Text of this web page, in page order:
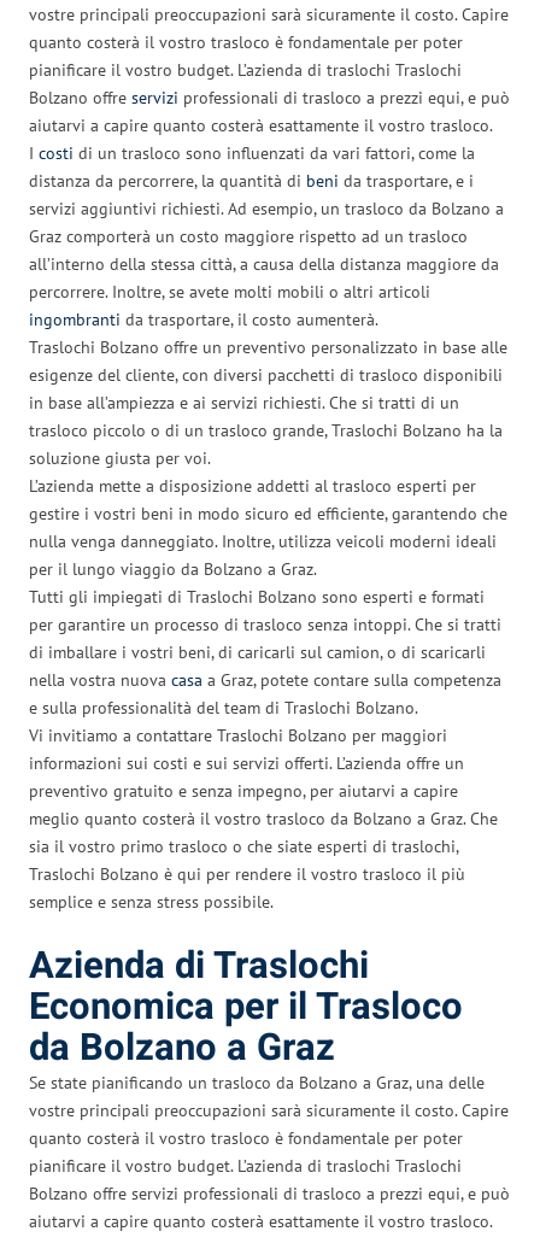
vostre principali preoccupazioni sarà sicuramente il costo. Capire
quanto costerà il vostro trasloco è fondamentale per poter
pianificare il vostro budget. L’azienda di traslochi Traslochi
Bolzano offre servizi professionali di trasloco a prezzi equi, e può
aiutarvi a capire quanto costerà esattamente il vostro trasloco.
I costi di un trasloco sono influenzati da vari fattori, come la
distanza da percorrere, la quantità di beni da trasportare, e i
servizi aggiuntivi richiesti. Ad esempio, un trasloco da Bolzano a
Graz comporterà un costo maggiore rispetto ad un trasloco
all’interno della stessa città, a causa della distanza maggiore da
percorrere. Inoltre, se avete molti mobili o altri articoli
ingombranti da trasportare, il costo aumenterà.
Traslochi Bolzano offre un preventivo personalizzato in base alle
esigenze del cliente, con diversi pacchetti di trasloco disponibili
in base all’ampiezza e ai servizi richiesti. Che si tratti di un
trasloco piccolo o di un trasloco grande, Traslochi Bolzano ha la
soluzione giusta per voi.
L’azienda mette a disposizione addetti al trasloco esperti per
gestire i vostri beni in modo sicuro ed efficiente, garantendo che
nulla venga danneggiato. Inoltre, utilizza veicoli moderni ideali
per il lungo viaggio da Bolzano a Graz.
Tutti gli impiegati di Traslochi Bolzano sono esperti e formati
per garantire un processo di trasloco senza intoppi. Che si tratti
di imballare i vostri beni, di caricarli sul camion, o di scaricarli
nella vostra nuova casa a Graz, potete contare sulla competenza
e sulla professionalità del team di Traslochi Bolzano.
Vi invitiamo a contattare Traslochi Bolzano per maggiori
informazioni sui costi e sui servizi offerti. L’azienda offre un
preventivo gratuito e senza impegno, per aiutarvi a capire
meglio quanto costerà il vostro trasloco da Bolzano a Graz. Che
sia il vostro primo trasloco o che siate esperti di traslochi,
Traslochi Bolzano è qui per rendere il vostro trasloco il più
semplice e senza stress possibile.
Azienda di Traslochi
Economica per il Trasloco
da Bolzano a Graz
Se state pianificando un trasloco da Bolzano a Graz, una delle
vostre principali preoccupazioni sarà sicuramente il costo. Capire
quanto costerà il vostro trasloco è fondamentale per poter
pianificare il vostro budget. L’azienda di traslochi Traslochi
Bolzano offre servizi professionali di trasloco a prezzi equi, e può
aiutarvi a capire quanto costerà esattamente il vostro trasloco.